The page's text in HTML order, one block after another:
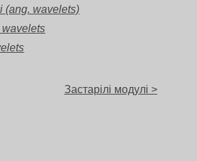
(ang. wavelets)
Застарілі модулі >